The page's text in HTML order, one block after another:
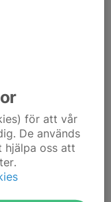
för att vår
De används
hjälpa oss att